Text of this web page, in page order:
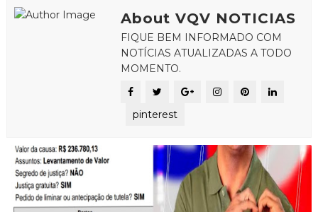
About VQV NOTICIAS
FIQUE BEM INFORMADO COM
NOTÍCIAS ATUALIZADAS A TODO
MOMENTO.
pinterest